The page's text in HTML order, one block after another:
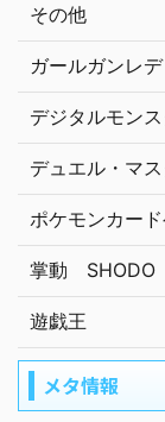
その他
ガールガンレデ
デジタルモン
デュエル・マ
ポケモンカー
掌動 SHODO
遊戯王
メタ情報